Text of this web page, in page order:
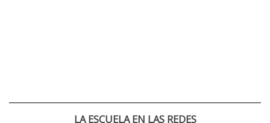
LA ESCUELA EN LAS REDES